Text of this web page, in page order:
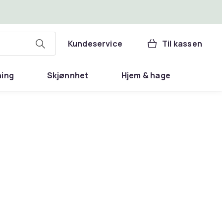
Kundeservice Til kassen
Skjønnhet Hjem & hage